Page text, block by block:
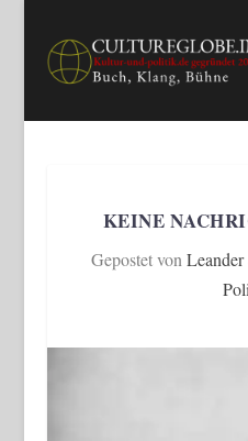
KEINE
Gepostet von